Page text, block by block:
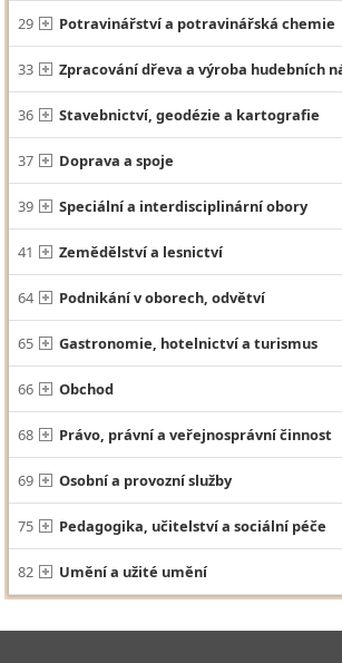
29 Potravinářství a potravinářská chemie
33 Zpracování dřeva a výroba hudebních
36 Stavebnictví, geodézie a kartografie
37 Doprava a spoje
39 Speciální a interdisciplinární obory
41 Zemědělství a lesnictví
64 Podnikání v oborech, odvětví
65 Gastronomie, hotelnictví a turismus
66 Obchod
68 Právo, právní a veřejnosprávní činnost
69 Osobní a provozní služby
75 Pedagogika, učitelství a sociální péče
82 Umění a užité umění